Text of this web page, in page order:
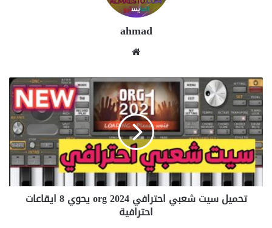
ahmad
تحميل
سيت
شعبي
احترافي
org
2024
يحوي
8
ايقاعات
احترافية
تحميل سيت شعبي احترافي org 2024 يحوي 8 ايقاعات
احترافية